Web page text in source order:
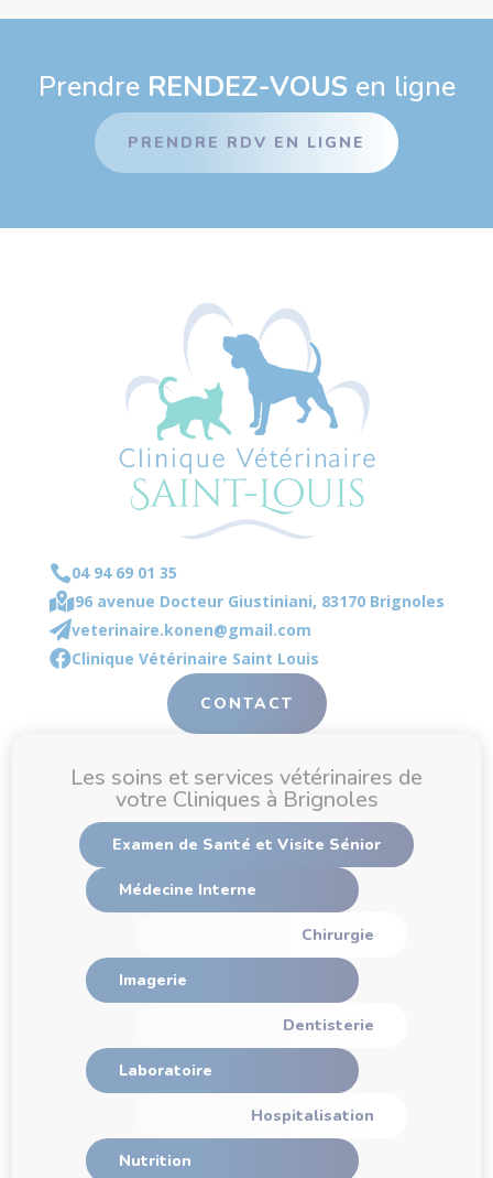
Prendre RENDEZ-VOUS en ligne
PRENDRE RDV EN LIGNE
04 94 69 01 35
96 avenue Docteur Giustiniani, 83170 Brignoles
veterinaire.konen@gmail.com
Clinique Vétérinaire Saint Louis
CONTACT
Les soins et services vétérinaires de
votre Cliniques à Brignoles
Examen de Santé et Visite Sénior
Médecine Interne
Chirurgie
Imagerie
Dentisterie
Laboratoire
Hospitalisation
Nutrition